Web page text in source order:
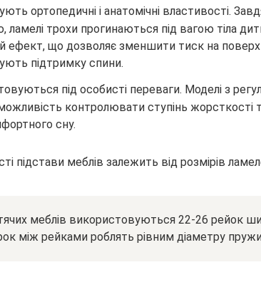
ортопедичні і анатомічні властивості.
ламелі трохи прогинаються під вагою тіла
ефект, що дозволяє зменшити тиск на
підтримку спини.
під особисті переваги. Моделі з
контролювати ступінь жорсткості
сну.
підстави меблів залежить від розмірів
меблів використовуються 22-26 рейок
між рейками роблять рівним діаметру